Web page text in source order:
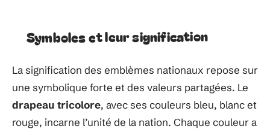
Symboles et leur signification
La signification des emblèmes nationaux repose sur
une symbolique forte et des valeurs partagées. Le
drapeau tricolore, avec ses couleurs bleu, blanc et
rouge, incarne l’unité de la nation. Chaque couleur a